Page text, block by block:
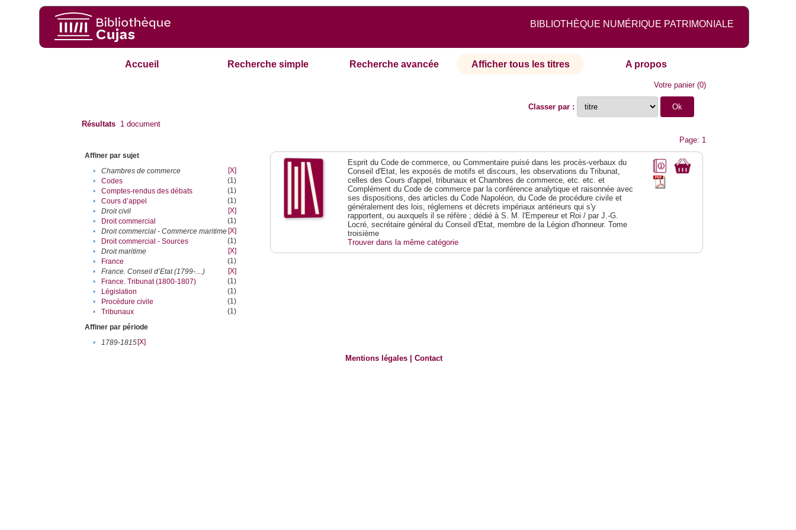
BIBLIOTHÈQUE NUMÉRIQUE PATRIMONIALE
Accueil Recherche simple Recherche avancée Afficher tous les titres A propos
Votre panier(0)
Classer par :
Résultats 1 document
Page: 1
Affiner par sujet
•
Chambres de commerce
[X]
•
Codes
(1)
•
Comptes-rendus des débats
(1)
•
Cours d’appel
(1)
•
Droit civil
[X]
•
Droit commercial
(1)
•
Droit commercial - Commerce maritime [X]
•
Droit commercial - Sources
(1)
•
Droit maritime
[X]
•
France
(1)
•
France. Conseil d’Etat (1799-....)
[X]
•
France. Tribunat (1800-1807)
(1)
•
Législation
(1)
•
Procédure civile
(1)
•
Tribunaux
(1)
Affiner par période
•
1789-1815[X]
Esprit du Code de commerce, ou Commentaire puisé dans les procès-verbaux du
Conseil d'Etat, les exposés de motifs et discours, les observations du Tribunat,
celles des Cours d'appel, tribunaux et Chambres de commerce, etc. etc. et
Complément du Code de commerce par la conférence analytique et raisonnée avec
ses dispositions, des articles du Code Napoléon, du Code de procédure civile et
généralement des lois, réglemens et décrets impériaux antérieurs qui s'y
rapportent, ou auxquels il se réfère ; dédié à S. M. l'Empereur et Roi / par J.-G.
Locré, secrétaire général du Conseil d'Etat, membre de la Légion d'honneur. Tome
troisième
Trouver dans la même catégorie
Mentions légales |Contact